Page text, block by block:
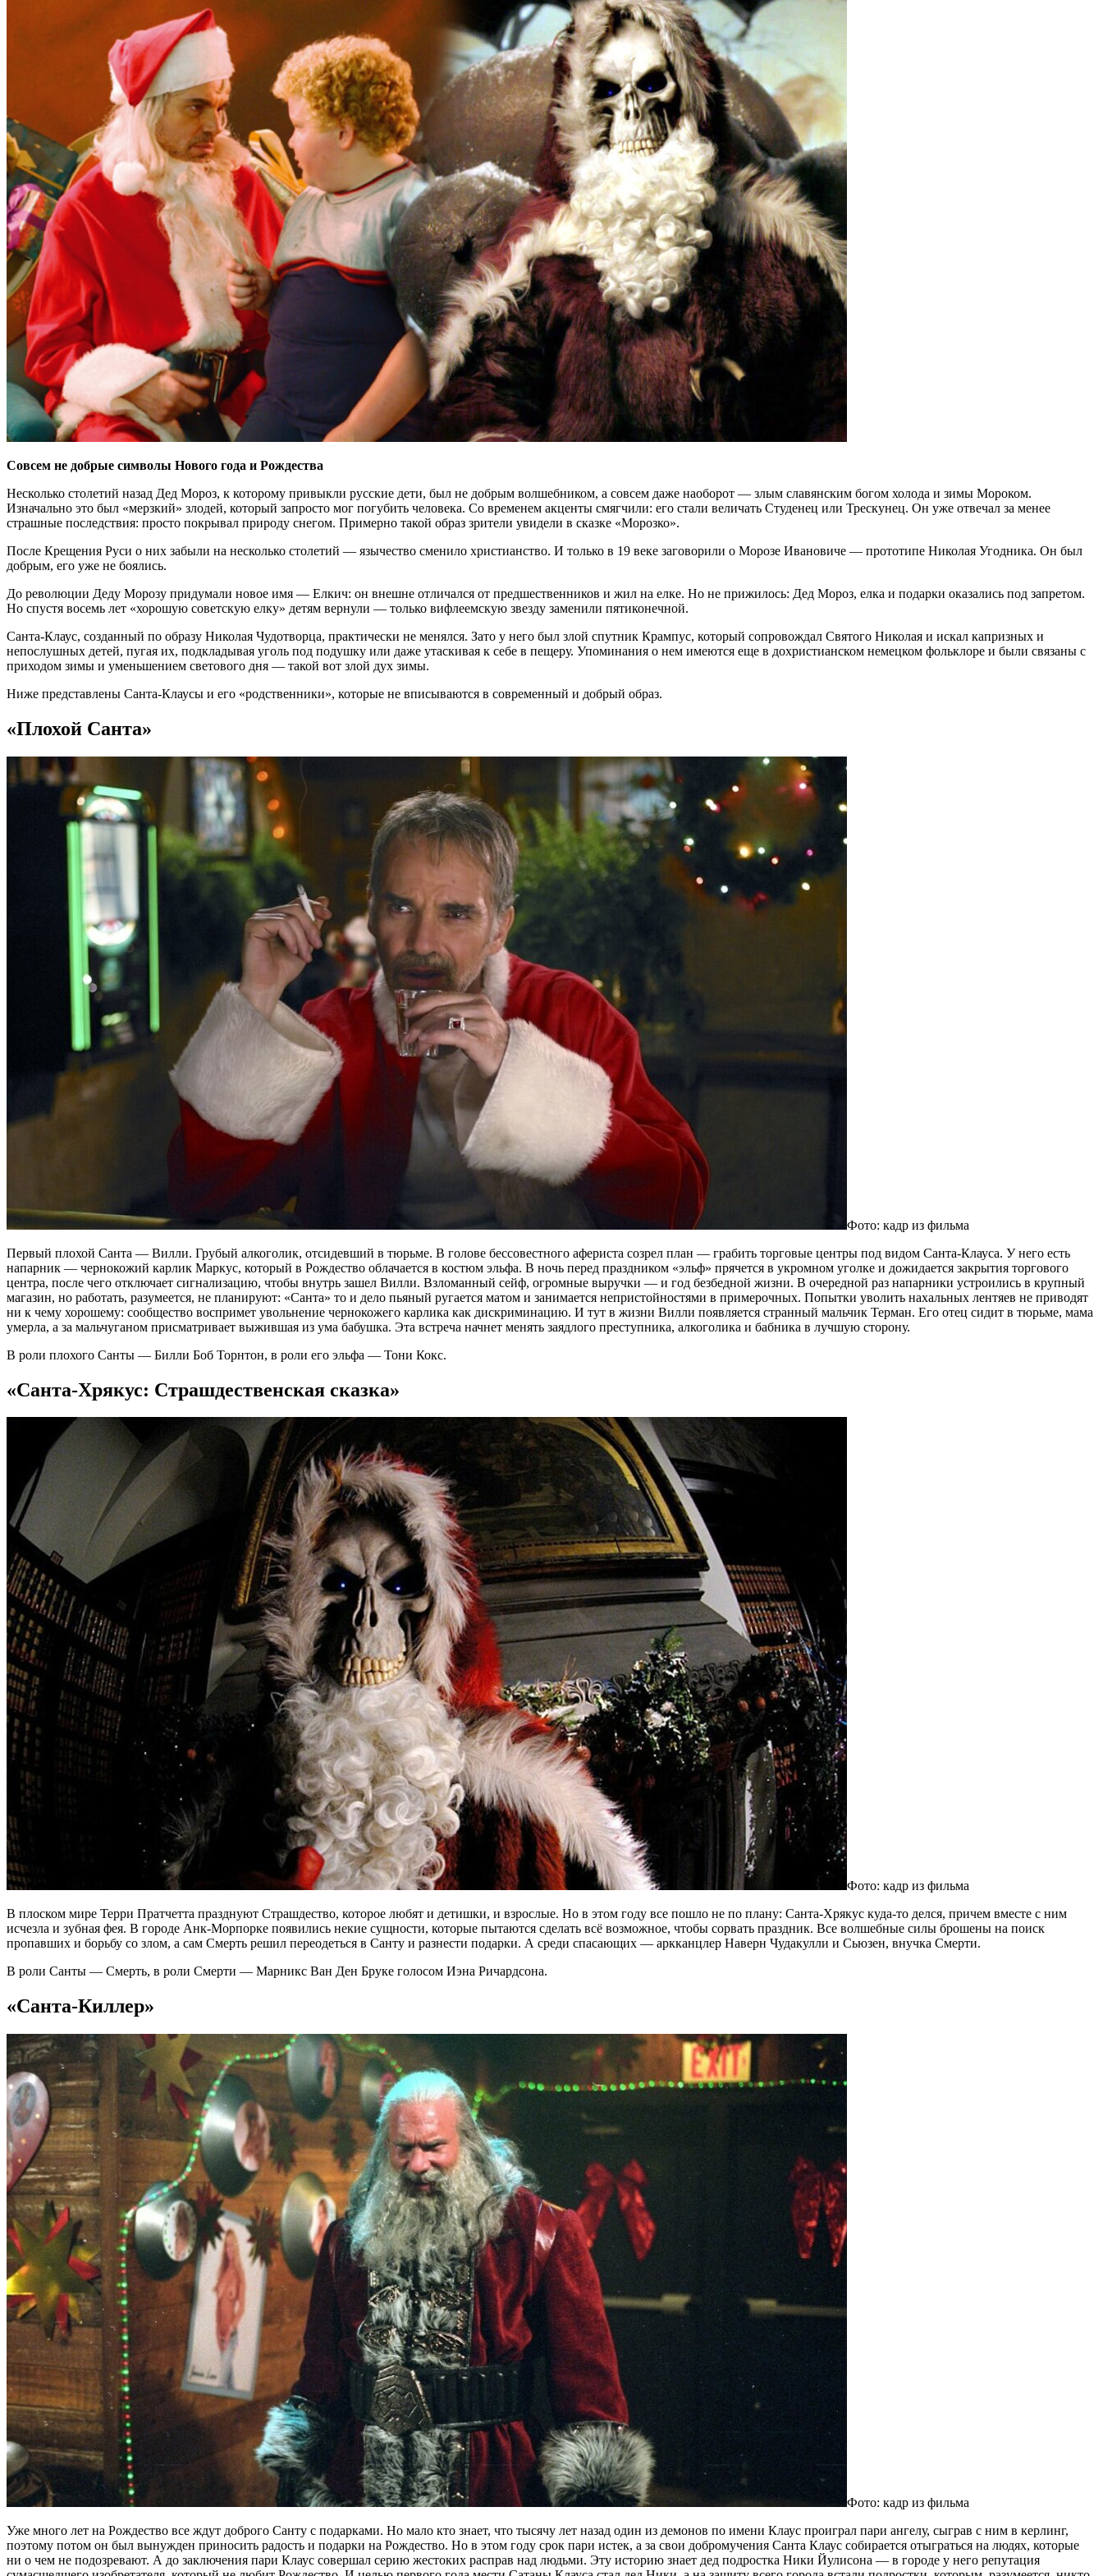
Совсем не добрые символы Нового года и Рождества
Несколько столетий назад Дед Мороз, к которому привыкли русские дети, был не добрым волшебником, а совсем даже наоборот — злым славянским богом холода и зимы Мороком.
Изначально это был «мерзкий» злодей, который запросто мог погубить человека. Со временем акценты смягчили: его стали величать Студенец или Трескунец. Он уже отвечал за менее
страшные последствия: просто покрывал природу снегом. Примерно такой образ зрители увидели в сказке «Морозко».
После Крещения Руси о них забыли на несколько столетий — язычество сменило христианство. И только в 19 веке заговорили о Морозе Ивановиче — прототипе Николая Угодника. Он был
добрым, его уже не боялись.
До революции Деду Морозу придумали новое имя — Елкич: он внешне отличался от предшественников и жил на елке. Но не прижилось: Дед Мороз, елка и подарки оказались под запретом.
Но спустя восемь лет «хорошую советскую елку» детям вернули — только вифлеемскую звезду заменили пятиконечной.
Санта-Клаус, созданный по образу Николая Чудотворца, практически не менялся. Зато у него был злой спутник Крампус, который сопровождал Святого Николая и искал капризных и
непослушных детей, пугая их, подкладывая уголь под подушку или даже утаскивая к себе в пещеру. Упоминания о нем имеются еще в дохристианском немецком фольклоре и были связаны с
приходом зимы и уменьшением светового дня — такой вот злой дух зимы.
Ниже представлены Санта-Клаусы и его «родственники», которые не вписываются в современный и добрый образ.
«Плохой Санта»
Фото: кадр из фильма
Первый плохой Санта — Вилли. Грубый алкоголик, отсидевший в тюрьме. В голове бессовестного афериста созрел план — грабить торговые центры под видом Санта-Клауса. У него есть
напарник — чернокожий карлик Маркус, который в Рождество облачается в костюм эльфа. В ночь перед праздником «эльф» прячется в укромном уголке и дожидается закрытия торгового
центра, после чего отключает сигнализацию, чтобы внутрь зашел Вилли. Взломанный сейф, огромные выручки — и год безбедной жизни. В очередной раз напарники устроились в крупный
магазин, но работать, разумеется, не планируют: «Санта» то и дело пьяный ругается матом и занимается непристойностями в примерочных. Попытки уволить нахальных лентяев не приводят
ни к чему хорошему: сообщество воспримет увольнение чернокожего карлика как дискриминацию. И тут в жизни Вилли появляется странный мальчик Терман. Его отец сидит в тюрьме, мама
умерла, а за мальчуганом присматривает выжившая из ума бабушка. Эта встреча начнет менять заядлого преступника, алкоголика и бабника в лучшую сторону.
В роли плохого Санты — Билли Боб Торнтон, в роли его эльфа — Тони Кокс.
«Санта-Хрякус: Страшдественская сказка»
Фото: кадр из фильма
В плоском мире Терри Пратчетта празднуют Страшдество, которое любят и детишки, и взрослые. Но в этом году все пошло не по плану: Санта-Хрякус куда-то делся, причем вместе с ним
исчезла и зубная фея. В городе Анк-Морпорке появились некие сущности, которые пытаются сделать всё возможное, чтобы сорвать праздник. Все волшебные силы брошены на поиск
пропавших и борьбу со злом, а сам Смерть решил переодеться в Санту и разнести подарки. А среди спасающих — аркканцлер Наверн Чудакулли и Сьюзен, внучка Смерти.
В роли Санты — Смерть, в роли Смерти — Марникс Ван Ден Бруке голосом Иэна Ричардсона.
«Санта-Киллер»
Фото: кадр из фильма
Уже много лет на Рождество все ждут доброго Санту с подарками. Но мало кто знает, что тысячу лет назад один из демонов по имени Клаус проиграл пари ангелу, сыграв с ним в керлинг,
поэтому потом он был вынужден приносить радость и подарки на Рождество. Но в этом году срок пари истек, а за свои добромучения Санта Клаус собирается отыграться на людях, которые
ни о чем не подозревают. А до заключения пари Клаус совершал серию жестоких расправ над людьми. Эту историю знает дед подростка Ники Йулисона — в городе у него репутация